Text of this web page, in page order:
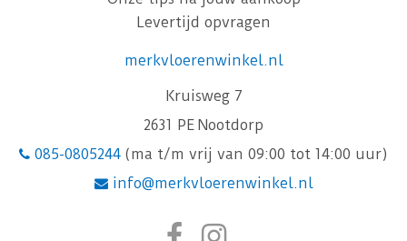
Levertijd opvragen
merkvloerenwinkel.nl
Kruisweg 7
2631 PE Nootdorp
085-0805244 (ma t/m vrij van 09:00 tot 14:00 uur)
info@merkvloerenwinkel.nl